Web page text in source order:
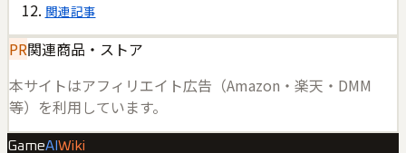
関連記事
PR関連商品・ストア
本サイトはアフィリエイト広告（Amazon・楽天・DMM
等）を利用しています。
GameAI Wiki